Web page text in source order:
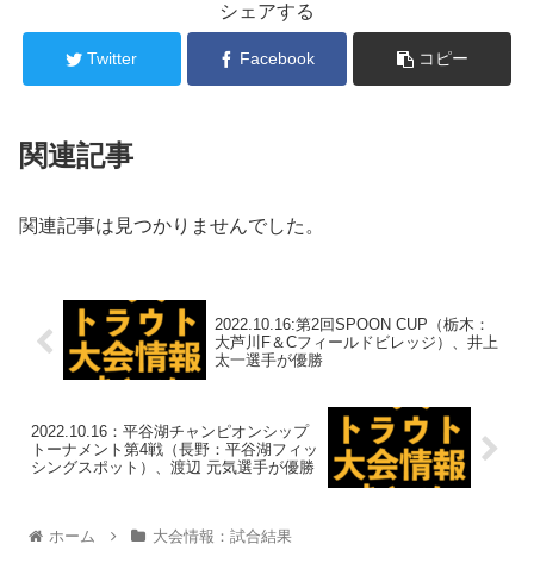
シェアする
Twitter Facebook コピー
関連記事
関連記事は見つかりませんでした。
2022.10.16:第2回SPOON CUP（栃木：
大芦川F＆Cフィールドビレッジ）、井上
太一選手が優勝
2022.10.16：平谷湖チャンピオンシップ
トーナメント第4戦（長野：平谷湖フィッ
シングスポット）、渡辺 元気選手が優勝
ホーム 大会情報：試合結果